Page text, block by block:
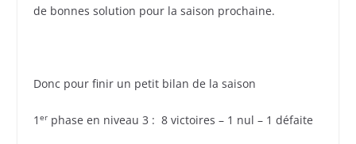
de bonnes solution pour la saison prochaine.
Donc pour finir un petit bilan de la saison
1er phase en niveau 3 : 8 victoires – 1 nul – 1 défaite